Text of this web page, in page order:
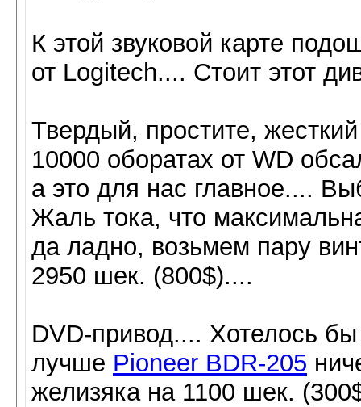
К этой звуковой карте
от Logitech.... Стоит этот
Твердый, простите,
10000 оборатах от WD
а это для нас главное....
Жаль тока, что
да ладно, возьмем пару
2950 шек. (800$)....
DVD-привод.... Хотелось
лучше Pioneer BDR-205
желизяка на 1100 шек.